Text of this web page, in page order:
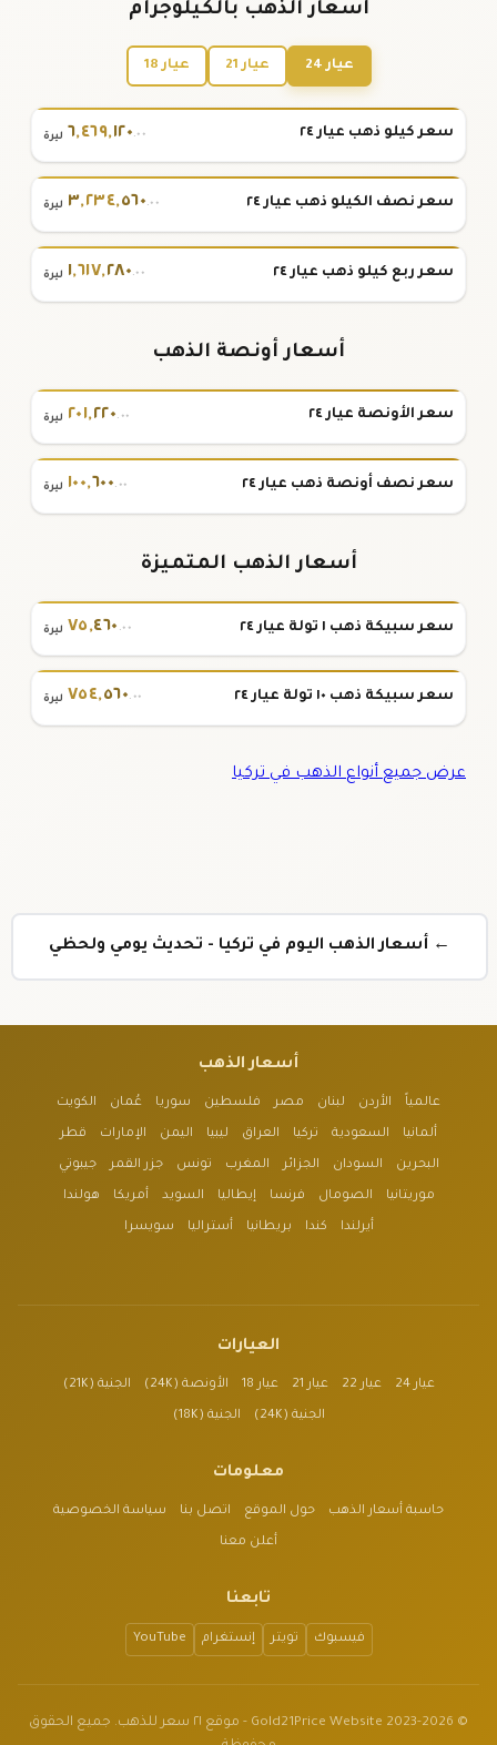
أسعار الذهب بالكيلوجرام
عيار 24 عيار 21 عيار 18
سعر كيلو ذهب عيار ٢٤ ٦,٤٦٩,١٢٠.٠٠ ليرة
سعر نصف الكيلو ذهب عيار ٢٤ ٣,٢٣٤,٥٦٠.٠٠ ليرة
سعر ربع كيلو ذهب عيار ٢٤ ١,٦١٧,٢٨٠.٠٠ ليرة
أسعار أونصة الذهب
سعر الأونصة عيار ٢٤ ٢٠١,٢٢٠.٠٠ ليرة
سعر نصف أونصة ذهب عيار ٢٤ ١٠٠,٦٠٠.٠٠ ليرة
أسعار الذهب المتميزة
سعر سبيكة ذهب ١ تولة عيار ٢٤ ٧٥,٤٦٠ .٠٠ ليرة
سعر سبيكة ذهب ١٠ تولة عيار ٢٤ ٧٥٤,٥٦٠.٠٠ ليرة
عرض جميع أنواع الذهب في تركيا
← أسعار الذهب اليوم في تركيا - تحديث يومي ولحظي
أسعار الذهب
عالمياً الأردن لبنان مصر فلسطين سوريا عُمان الكويت
ألمانيا السعودية تركيا العراق ليبيا اليمن الإمارات قطر
البحرين السودان الجزائر المغرب تونس جزر القمر جيبوتي
موريتانيا الصومال فرنسا إيطاليا السويد أمريكا هولندا
أيرلندا كندا بريطانيا أستراليا سويسرا
العيارات
عيار 24 عيار 22 عيار 21 عيار 18 الأونصة (24K) الجنية (21K)
الجنية (24K) الجنية (18K)
معلومات
حاسبة أسعار الذهب حول الموقع اتصل بنا سياسة الخصوصية
أعلن معنا
تابعنا
فيسبوك تويتر إنستغرام YouTube
© 2023-2026 Gold21Price Website - موقع ٢١ سعر للذهب. جميع الحقوق